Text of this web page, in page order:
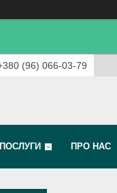
(96) 066-03-79
ПРО НАС